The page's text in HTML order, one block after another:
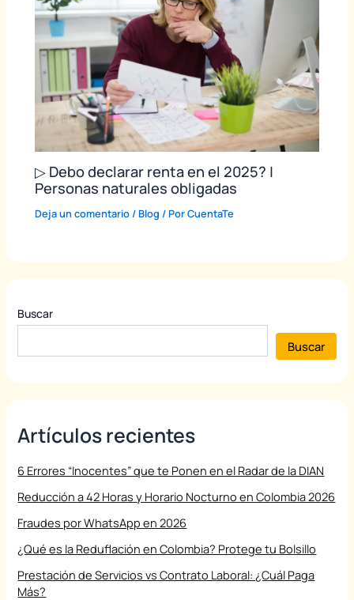
▷ Debo declarar renta en el 2025? |
Personas naturales obligadas
Deja un comentario/Blog / PorCuentaTe
Buscar
Buscar
Artículos recientes
6 Errores “Inocentes” que te Ponen en el Radar de la DIAN
Reducción a 42 Horas y Horario Nocturno en Colombia 2026
Fraudes por WhatsApp en 2026
¿Qué es la Reduflación en Colombia? Protege tu Bolsillo
Prestación de Servicios vs Contrato Laboral: ¿Cuál Paga
Más?